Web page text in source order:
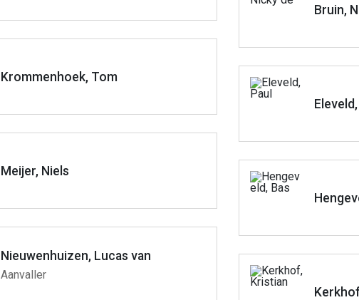
Krommenhoek, Tom
Meijer, Niels
Nieuwenhuizen, Lucas van
Aanvaller
Bruin,
Eleveld,